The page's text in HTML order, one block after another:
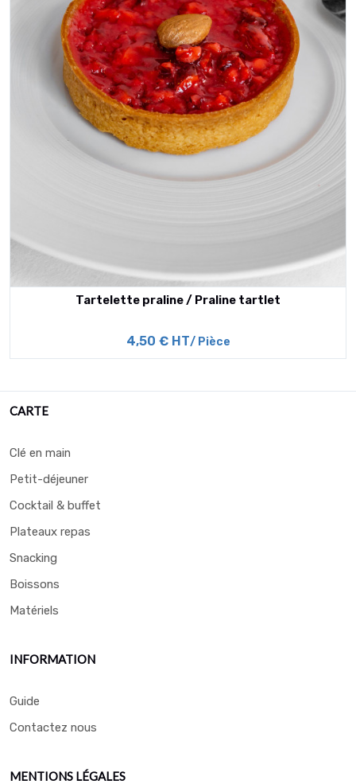
Tartelette praline / Praline tartlet
4,50 € HT/ Pièce
CARTE
Clé en main
Petit-déjeuner
Cocktail & buffet
Plateaux repas
Snacking
Boissons
Matériels
INFORMATION
Guide
Contactez nous
MENTIONS LÉGALES